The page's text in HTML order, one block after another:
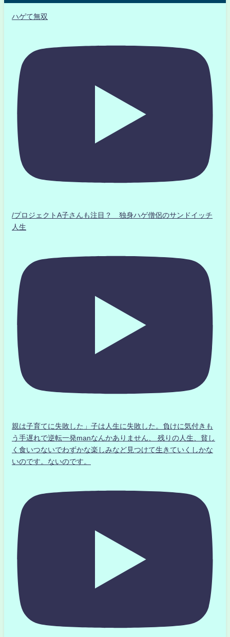
ハゲて無双
/プロジェクトA子さんも注目？ 独身ハゲ僧侶のサンドイッチ
人生
親は子育てに失敗した」子は人生に失敗した。負けに気付きも
う手遅れで逆転一発manなんかありません、 残りの人生、貧し
く食いつないでわずかな楽しみなど見つけて生きていくしかな
いのです。ないのです。